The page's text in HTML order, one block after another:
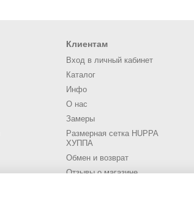
Клиентам
Вход в личный кабинет
Каталог
Инфо
О нас
Замеры
Размерная сетка HUPPA
ХУППА
Обмен и возврат
Отзывы о магазине